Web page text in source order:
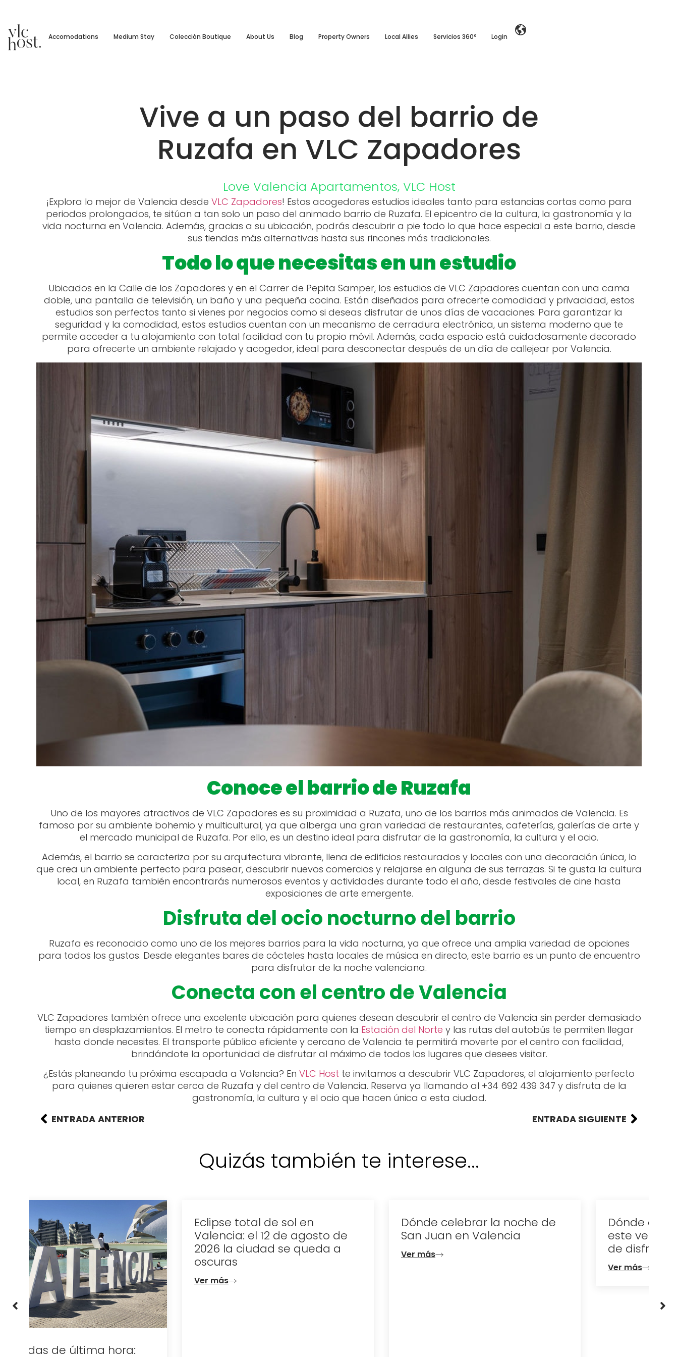
Accomodations Medium Stay Colección Boutique About Us Blog Property Owners Local Allies Servicios 360º Login
Vive a un paso del barrio de
Ruzafa en VLC Zapadores
Love Valencia Apartamentos, VLC Host
¡Explora lo mejor de Valencia desde VLC Zapadores! Estos acogedores estudios ideales tanto para estancias cortas como para
periodos prolongados, te sitúan a tan solo un paso del animado barrio de Ruzafa. El epicentro de la cultura, la gastronomía y la
vida nocturna en Valencia. Además, gracias a su ubicación, podrás descubrir a pie todo lo que hace especial a este barrio, desde
sus tiendas más alternativas hasta sus rincones más tradicionales.
Todo lo que necesitas en un estudio
Ubicados en la Calle de los Zapadores y en el Carrer de Pepita Samper, los estudios de VLC Zapadores cuentan con una cama
doble, una pantalla de televisión, un baño y una pequeña cocina. Están diseñados para ofrecerte comodidad y privacidad, estos
estudios son perfectos tanto si vienes por negocios como si deseas disfrutar de unos días de vacaciones. Para garantizar la
seguridad y la comodidad, estos estudios cuentan con un mecanismo de cerradura electrónica, un sistema moderno que te
permite acceder a tu alojamiento con total facilidad con tu propio móvil. Además, cada espacio está cuidadosamente decorado
para ofrecerte un ambiente relajado y acogedor, ideal para desconectar después de un día de callejear por Valencia.
Conoce el barrio de Ruzafa
Uno de los mayores atractivos de VLC Zapadores es su proximidad a Ruzafa, uno de los barrios más animados de Valencia. Es
famoso por su ambiente bohemio y multicultural, ya que alberga una gran variedad de restaurantes, cafeterías, galerías de arte y
el mercado municipal de Ruzafa. Por ello, es un destino ideal para disfrutar de la gastronomía, la cultura y el ocio.
Además, el barrio se caracteriza por su arquitectura vibrante, llena de edificios restaurados y locales con una decoración única, lo
que crea un ambiente perfecto para pasear, descubrir nuevos comercios y relajarse en alguna de sus terrazas. Si te gusta la cultura
local, en Ruzafa también encontrarás numerosos eventos y actividades durante todo el año, desde festivales de cine hasta
exposiciones de arte emergente.
Disfruta del ocio nocturno del barrio
Ruzafa es reconocido como uno de los mejores barrios para la vida nocturna, ya que ofrece una amplia variedad de opciones
para todos los gustos. Desde elegantes bares de cócteles hasta locales de música en directo, este barrio es un punto de encuentro
para disfrutar de la noche valenciana.
Conecta con el centro de Valencia
VLC Zapadores también ofrece una excelente ubicación para quienes desean descubrir el centro de Valencia sin perder demasiado
tiempo en desplazamientos. El metro te conecta rápidamente con la Estación del Norte y las rutas del autobús te permiten llegar
hasta donde necesites. El transporte público eficiente y cercano de Valencia te permitirá moverte por el centro con facilidad,
brindándote la oportunidad de disfrutar al máximo de todos los lugares que desees visitar.
¿Estás planeando tu próxima escapada a Valencia? En VLC Host te invitamos a descubrir VLC Zapadores, el alojamiento perfecto
para quienes quieren estar cerca de Ruzafa y del centro de Valencia. Reserva ya llamando al +34 692 439 347 y disfruta de la
gastronomía, la cultura y el ocio que hacen única a esta ciudad.
ENTRADA ANTERIOR
ENTRADA SIGUIENTE
Quizás también te interese...
Eclipse total de sol en
Valencia: el 12 de agosto de
2026 la ciudad se queda a
oscuras
Ver más
Dónde celebrar la noche de
San Juan en Valencia
Ver más
Dónde alojarse en Valencia
este verano: la mejor forma